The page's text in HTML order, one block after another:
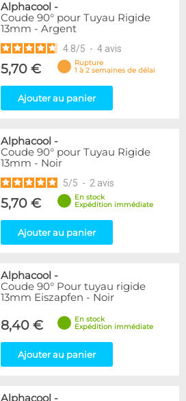
Alphacool -
Coude 90° pour Tuyau Rigide
13mm - Argent
4.8/5 - 4 avis
5,70 €
Rupture
1 à 2 semaines de délai
Ajouter au panier
Alphacool -
Coude 90° pour Tuyau Rigide
13mm - Noir
5/5 - 2 avis
5,70 €
En stock
Expédition immédiate
Ajouter au panier
Alphacool -
Coude 90° Pour tuyau rigide
13mm Eiszapfen - Noir
8,40 €
En stock
Expédition immédiate
Ajouter au panier
Alphacool -